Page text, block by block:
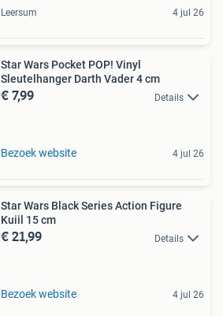
Leersum 4 jul 26
Star Wars Pocket POP! Vinyl
Sleutelhanger Darth Vader 4 cm
€ 7,99 Details
Bezoek website 4 jul 26
Star Wars Black Series Action Figure
Kuiil 15 cm
€ 21,99 Details
Bezoek website 4 jul 26